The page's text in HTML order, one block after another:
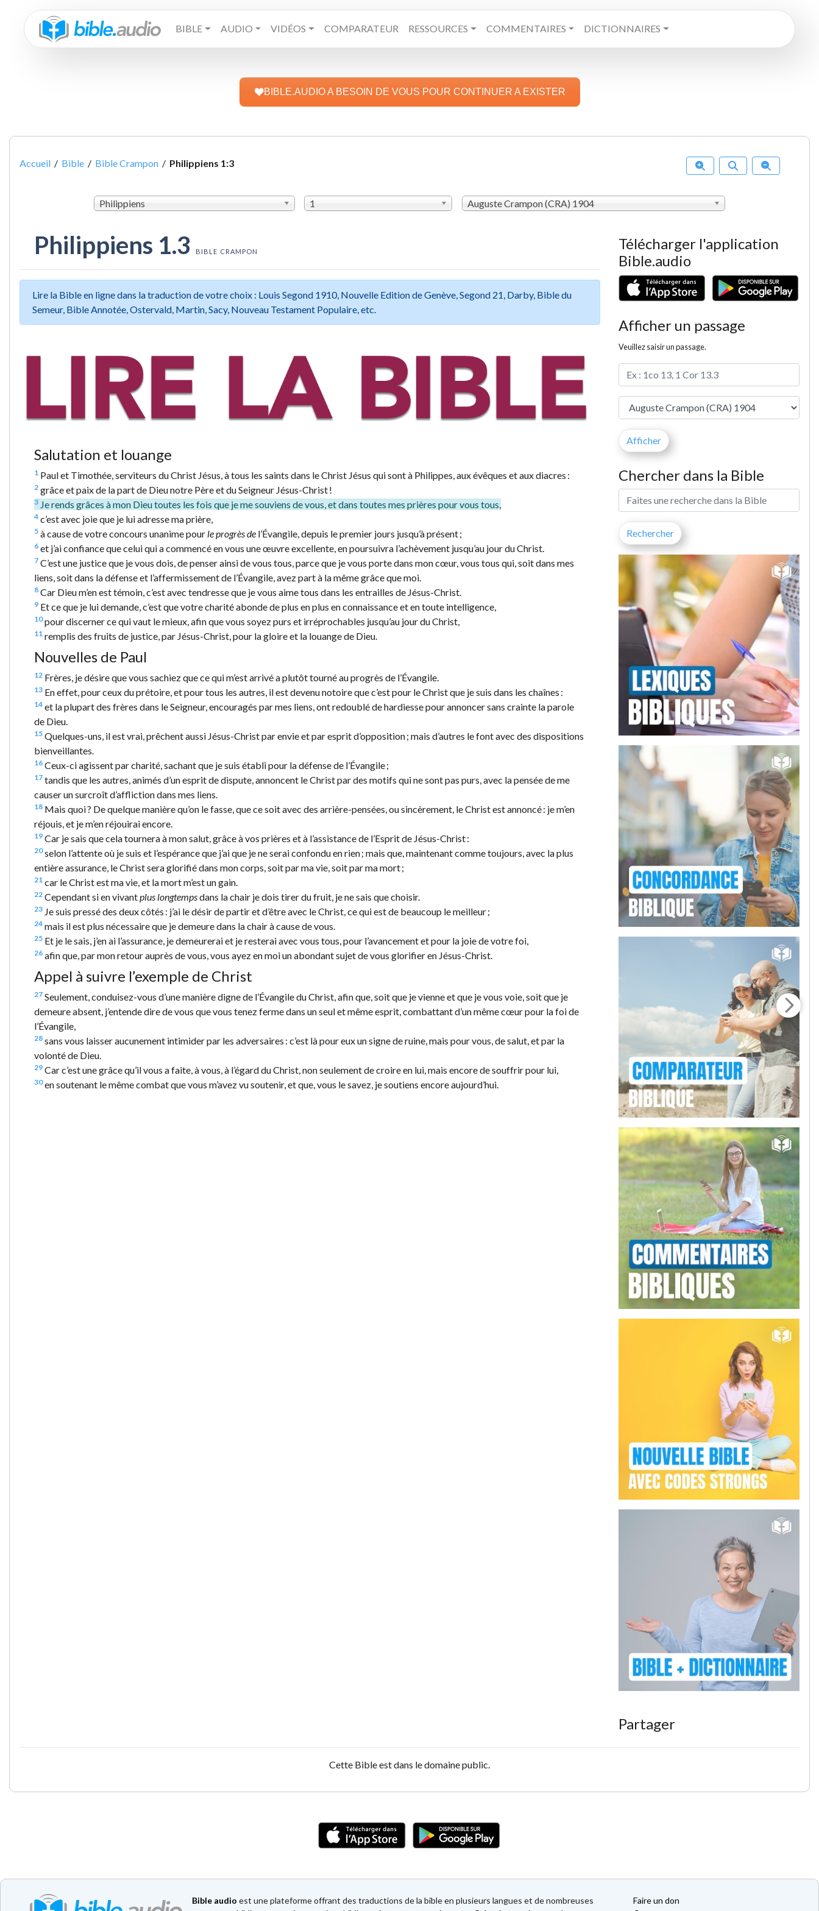
BIBLE AUDIO VIDÉOS COMPARATEUR RESSOURCES COMMENTAIRES DICTIONNAIRES
BIBLE.AUDIO A BESOIN DE VOUS POUR CONTINUER A EXISTER
Accueil / Bible / Bible Crampon / Philippiens 1:3
Philippiens 1 Auguste Crampon (CRA) 1904
Philippiens 1.3 BIBLE CRAMPON
Lire la Bible en ligne dans la traduction de votre choix : Louis Segond 1910, Nouvelle Edition de Genève, Segond 21, Darby, Bible du
Semeur, Bible Annotée, Ostervald, Martin, Sacy, Nouveau Testament Populaire, etc.
Salutation et louange
1 Paul et Timothée, serviteurs du Christ Jésus, à tous les saints dans le Christ Jésus qui sont à Philippes, aux évêques et aux diacres :
2 grâce et paix de la part de Dieu notre Père et du Seigneur Jésus-Christ !
3 Je rends grâces à mon Dieu toutes les fois que je me souviens de vous, et dans toutes mes prières pour vous tous,
4 c’est avec joie que je lui adresse ma prière,
5 à cause de votre concours unanime pour le progrès de l’Évangile, depuis le premier jours jusqu’à présent ;
6 et j’ai confiance que celui qui a commencé en vous une œuvre excellente, en poursuivra l’achèvement jusqu’au jour du Christ.
7 C’est une justice que je vous dois, de penser ainsi de vous tous, parce que je vous porte dans mon cœur, vous tous qui, soit dans mes
liens, soit dans la défense et l’affermissement de l’Évangile, avez part à la même grâce que moi.
8 Car Dieu m’en est témoin, c’est avec tendresse que je vous aime tous dans les entrailles de Jésus-Christ.
9 Et ce que je lui demande, c’est que votre charité abonde de plus en plus en connaissance et en toute intelligence,
10pour discerner ce qui vaut le mieux, afin que vous soyez purs et irréprochables jusqu’au jour du Christ,
11 remplis des fruits de justice, par Jésus-Christ, pour la gloire et la louange de Dieu.
Nouvelles de Paul
12 Frères, je désire que vous sachiez que ce qui m’est arrivé a plutôt tourné au progrès de l’Évangile.
13 En effet, pour ceux du prétoire, et pour tous les autres, il est devenu notoire que c’est pour le Christ que je suis dans les chaînes :
14 et la plupart des frères dans le Seigneur, encouragés par mes liens, ont redoublé de hardiesse pour annoncer sans crainte la parole
de Dieu.
15 Quelques-uns, il est vrai, prêchent aussi Jésus-Christ par envie et par esprit d’opposition ; mais d’autres le font avec des dispositions
bienveillantes.
16 Ceux-ci agissent par charité, sachant que je suis établi pour la défense de l’Évangile ;
17 tandis que les autres, animés d’un esprit de dispute, annoncent le Christ par des motifs qui ne sont pas purs, avec la pensée de me
causer un surcroît d’affliction dans mes liens.
18 Mais quoi ? De quelque manière qu’on le fasse, que ce soit avec des arrière-pensées, ou sincèrement, le Christ est annoncé : je m’en
réjouis, et je m’en réjouirai encore.
19 Car je sais que cela tournera à mon salut, grâce à vos prières et à l’assistance de l’Esprit de Jésus-Christ :
20selon l’attente où je suis et l’espérance que j’ai que je ne serai confondu en rien ; mais que, maintenant comme toujours, avec la plus
entière assurance, le Christ sera glorifié dans mon corps, soit par ma vie, soit par ma mort ;
21 car le Christ est ma vie, et la mort m’est un gain.
22 Cependant si en vivantplus longtempsdans la chair je dois tirer du fruit, je ne sais que choisir.
23 Je suis pressé des deux côtés : j’ai le désir de partir et d’être avec le Christ, ce qui est de beaucoup le meilleur ;
24 mais il est plus nécessaire que je demeure dans la chair à cause de vous.
25 Et je le sais, j’en ai l’assurance, je demeurerai et je resterai avec vous tous, pour l’avancement et pour la joie de votre foi,
26 afin que, par mon retour auprès de vous, vous ayez en moi un abondant sujet de vous glorifier en Jésus-Christ.
Appel à suivre l’exemple de Christ
27 Seulement, conduisez-vous d’une manière digne de l’Évangile du Christ, afin que, soit que je vienne et que je vous voie, soit que je
demeure absent, j’entende dire de vous que vous tenez ferme dans un seul et même esprit, combattant d’un même cœur pour la foi de
l’Évangile,
28 sans vous laisser aucunement intimider par les adversaires : c’est là pour eux un signe de ruine, mais pour vous, de salut, et par la
volonté de Dieu.
29 Car c’est une grâce qu’il vous a faite, à vous, à l’égard du Christ, non seulement de croire en lui, mais encore de souffrir pour lui,
30en soutenant le même combat que vous m’avez vu soutenir, et que, vous le savez, je soutiens encore aujourd’hui.
Télécharger l'application
Bible.audio
Afficher un passage
Veuillez saisir un passage.
Chercher dans la Bible
Partager
Cette Bible est dans le domaine public.
Bible audio est une plateforme offrant des traductions de la bible en plusieurs langues et de nombreuses
Faire un don